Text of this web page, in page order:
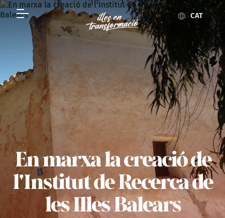
CAT
En marxa la creació de
l'Institut de Recerca de
les Illes Balears